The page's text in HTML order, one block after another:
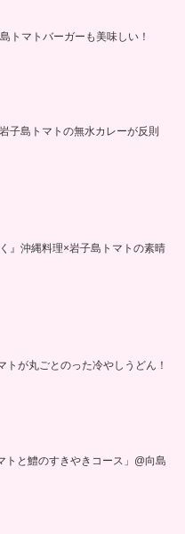
トマトバーガーも美味しい！
子島トマトの無水カレーが反則
』沖縄料理×岩子島トマトの素晴
が丸ごとのった冷やしうどん！
と鱧のすきやきコース」@向島